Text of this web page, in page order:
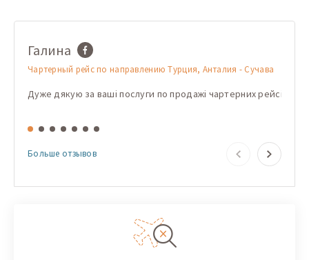
Галина
Чартерный рейс по направлению Турция, Анталия - Сучава
Дуже дякую за ваші послуги по продажі чартерних рейсів!
Больше отзывов